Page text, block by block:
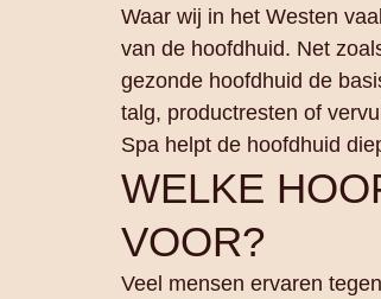
Waar wij in het Westen
van de hoofdhuid. Net
gezonde hoofdhuid de
talg, productresten of
Spa helpt de hoofdhuid
WELKE
VOOR?
Veel mensen ervaren